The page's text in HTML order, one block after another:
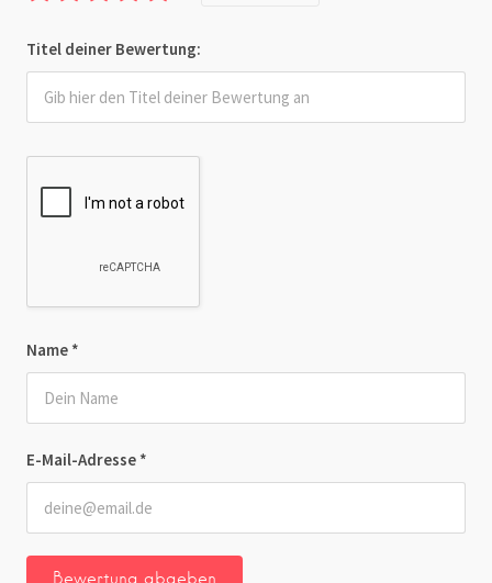
Name *
E-Mail-Adresse *
Titel deiner Bewertung: